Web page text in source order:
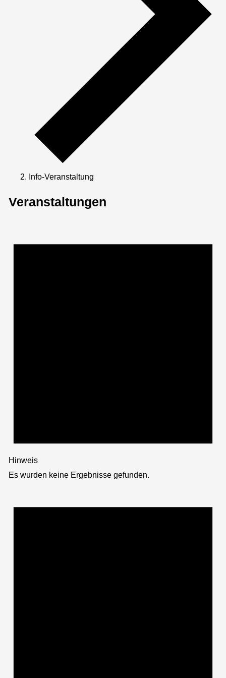
Info-Veranstaltung
Veranstaltungen
Hinweis
Es wurden keine Ergebnisse gefunden.